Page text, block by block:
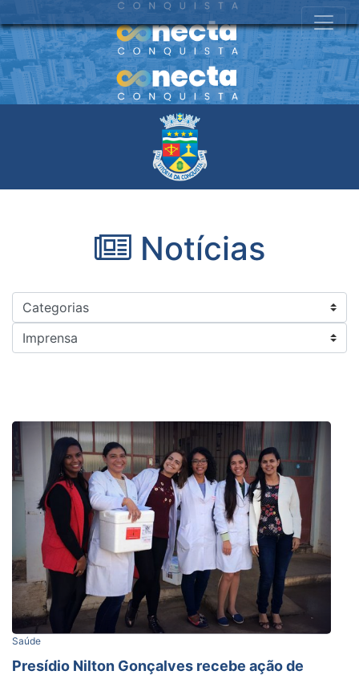
Notícias
Saúde
Presídio Nilton Gonçalves recebe ação de